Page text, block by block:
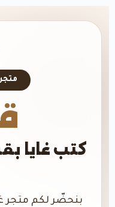
كتب غايا
بنحضّر لكم متجر